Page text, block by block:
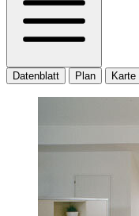
Datenblatt Plan Karte